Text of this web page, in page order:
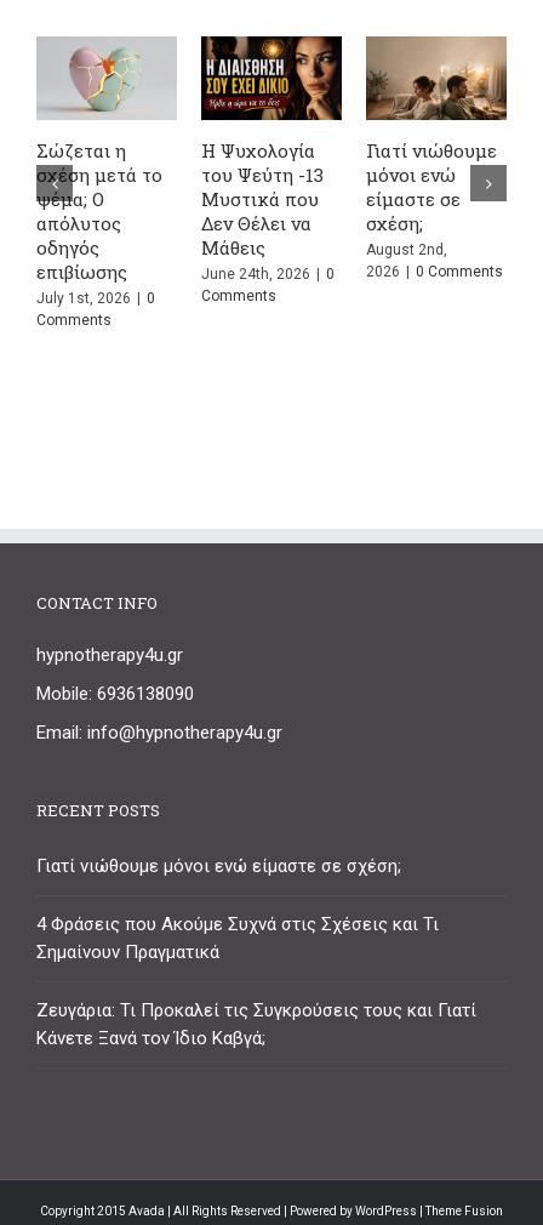
Σώζεται η
σχέση μετά το
ψέμα; Ο
απόλυτος
οδηγός
επιβίωσης
July 1st, 2026 | 0
Comments
Η Ψυχολογία
του Ψεύτη -13
Μυστικά που
Δεν Θέλει να
Μάθεις
June 24th, 2026 | 0
Comments
Γιατί νιώθουμε
μόνοι ενώ
είμαστε σε
σχέση;
August 2nd,
2026 | 0 Comments
CONTACT INFO
hypnotherapy4u.gr
Mobile: 6936138090
Email: info@hypnotherapy4u.gr
RECENT POSTS
Γιατί νιώθουμε μόνοι ενώ είμαστε σε σχέση;
4 Φράσεις που Ακούμε Συχνά στις Σχέσεις και Τι
Σημαίνουν Πραγματικά
Ζευγάρια: Τι Προκαλεί τις Συγκρούσεις τους και Γιατί
Κάνετε Ξανά τον Ίδιο Καβγά;
Copyright 2015 Avada | All Rights Reserved | Powered byWordPress | Theme Fusion